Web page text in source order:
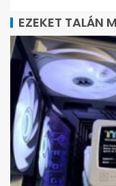
EZEKET TALÁN